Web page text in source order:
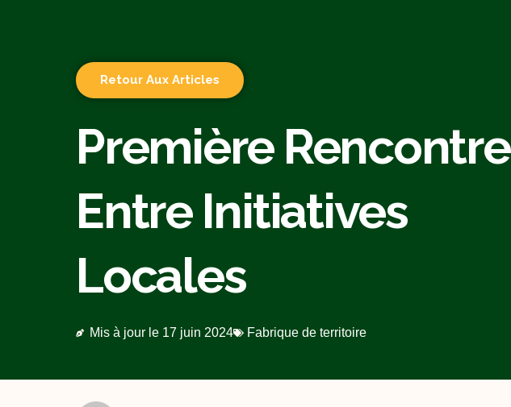
Retour Aux Articles
Première Rencontre
Entre Initiatives
Locales
Mis à jour le 17 juin 2024 Fabrique de territoire